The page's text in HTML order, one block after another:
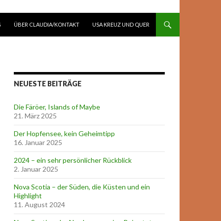
ÜBER CLAUDIA/KONTAKT USA KREUZ UND QUER
NEUESTE BEITRÄGE
Die Färöer, Islands of Maybe
21. März 2025
Der Hopfensee, kein Geheimtipp
16. Januar 2025
2024 – ein sehr persönlicher Rückblick
2. Januar 2025
Nova Scotia – der Süden, die Küsten und ein
Highlight
11. August 2024